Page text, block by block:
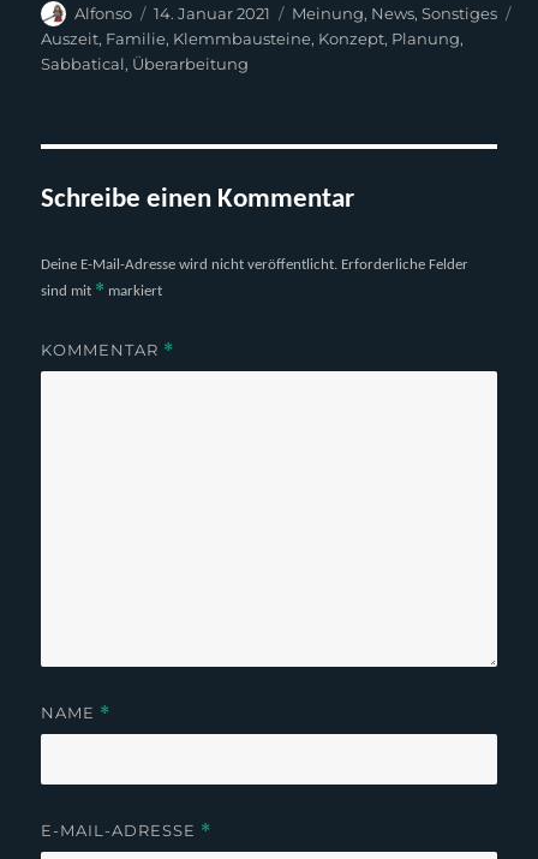
Autor
Alfonso
Veröffentlicht
am
14. Januar 2021 Kategorien
Meinung, News,Sonstiges
Auszeit, Familie, Klemmbausteine, Konzept, Planung,
Sabbatical, Überarbeitung
Schreibe einen Kommentar
Deine E-Mail-Adresse wird nicht veröffentlicht. Erforderliche Felder
sind mit * markiert
KOMMENTAR *
NAME *
E-MAIL-ADRESSE *